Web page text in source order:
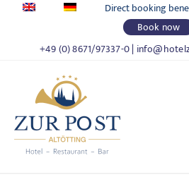
Direct booking
Book now
+49 (0) 8671/97337-0|